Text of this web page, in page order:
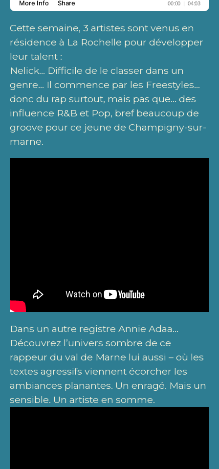
Cette semaine, 3 artistes sont venus en
résidence à La Rochelle pour développer
leur talent :
Nelick… Difficile de le classer dans un
genre… Il commence par les Freestyles…
donc du rap surtout, mais pas que… des
influence R&B et Pop, bref beaucoup de
groove pour ce jeune de Champigny-sur-
marne.
Dans un autre registre Annie Adaa…
Découvrez l’univers sombre de ce
rappeur du val de Marne lui aussi – où les
textes agressifs viennent écorcher les
ambiances planantes. Un enragé. Mais un
sensible. Un artiste en somme.